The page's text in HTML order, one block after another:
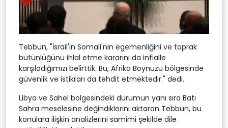
Tebbun, "İsrail'in Somali'nin egemenliğini ve toprak
bütünlüğünü ihlal etme kararını da infialle
karşıladığımızı belirttik. Bu, Afrika Boynuzu bölgesinde
güvenlik ve istikrarı da tehdit etmektedir." dedi.
Libya ve Sahel bölgesindeki durumun yanı sıra Batı
Sahra meselesine değindiklerini aktaran Tebbun, bu
konulara ilişkin analizlerini samimi şekilde dile